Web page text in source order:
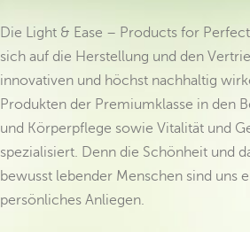
Die Light & Ease – Products for
sich auf die Herstellung und den
innovativen und höchst nachhaltig
Produkten der Premiumklasse in den
und Körperpflege sowie Vitalität und
spezialisiert. Denn die Schönheit und
bewusst lebender Menschen sind uns
persönliches Anliegen.